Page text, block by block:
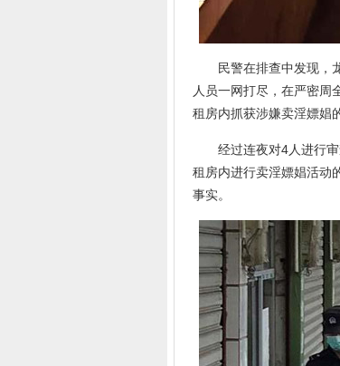
民警在排查中发现，龙
人员一网打尽，在严密周
租房内抓获涉嫌卖淫嫖娼
经过连夜对4人进行审
租房内进行卖淫嫖娼活动
事实。